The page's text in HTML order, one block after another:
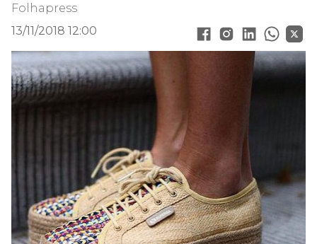
Folhapress
13/11/2018 12:00